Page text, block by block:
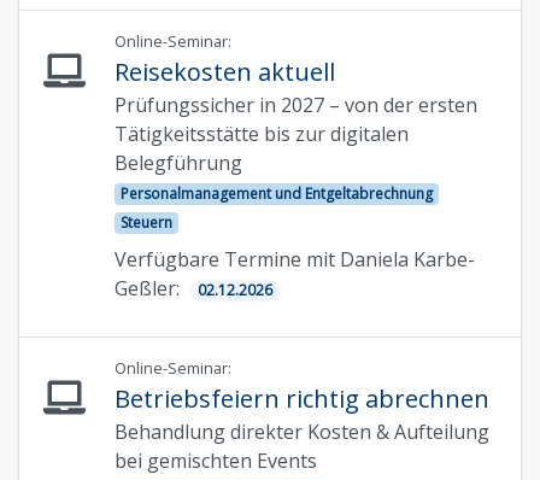
Online-Seminar:
Reisekosten aktuell
Prüfungssicher in 2027 – von der ersten
Tätigkeitsstätte bis zur digitalen
Belegführung
Personalmanagement und Entgeltabrechnung
Steuern
Verfügbare Termine mit Daniela Karbe-
Geßler:
02.12.2026
Online-Seminar:
Betriebsfeiern richtig abrechnen
Behandlung direkter Kosten & Aufteilung
bei gemischten Events